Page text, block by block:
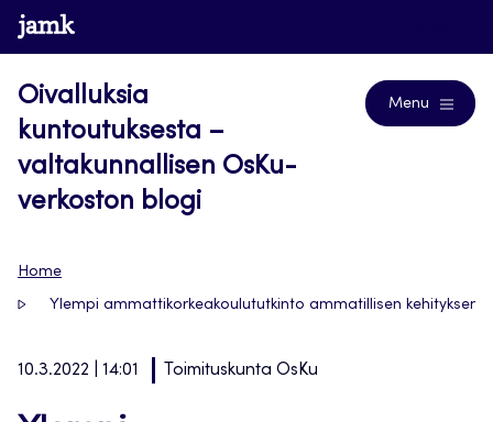
Siirry
suoraan
www.jamk.fi
Oivalluksia
kuntoutuksesta –
valtakunnallisen OsKu-
verkoston blogi
Menu
Home
Ylempi ammattikorkeakoulututkinto ammatillisen kehityksen
10.3.2022 | 14:01 Toimituskunta OsKu